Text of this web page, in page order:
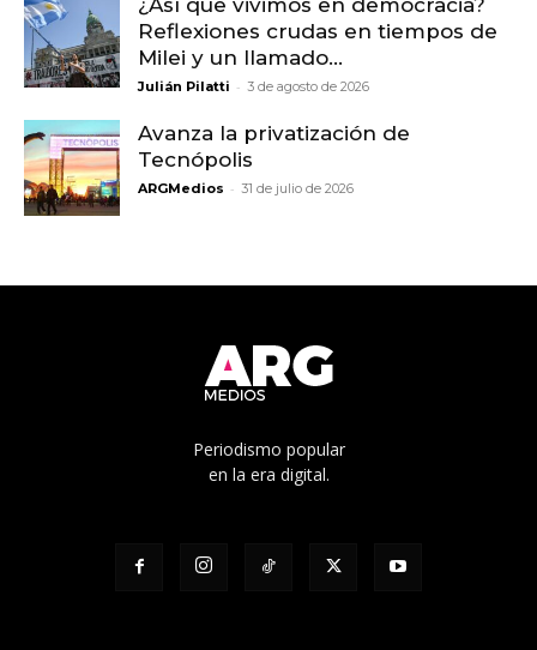
¿Así que vivimos en democracia?
Reflexiones crudas en tiempos de
Milei y un llamado...
Julián Pilatti - 3 de agosto de 2026
Avanza la privatización de
Tecnópolis
ARGMedios - 31 de julio de 2026
Periodismo popular
en la era digital.